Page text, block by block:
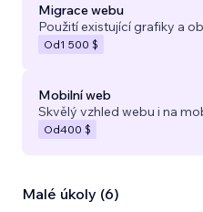
Migrace webu
Použití existující grafiky a
Od1 500 $
Mobilní web
Skvělý vzhled webu i na
Od400 $
Malé úkoly (6)